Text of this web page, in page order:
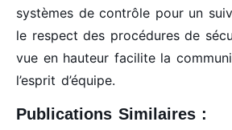
systèmes de contrôle pour un
le respect des procédures de
vue en hauteur facilite la
l’esprit d’équipe.
Publications Similaires :